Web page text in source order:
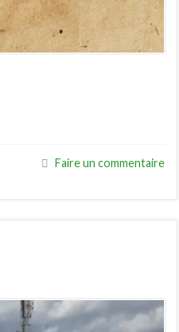
Faire un commentaire